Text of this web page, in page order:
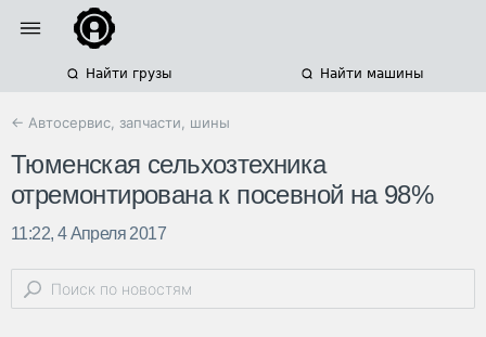
Найти грузы Найти машины
← Автосервис, запчасти, шины
Тюменская сельхозтехника
отремонтирована к посевной на 98%
11:22, 4 Апреля 2017